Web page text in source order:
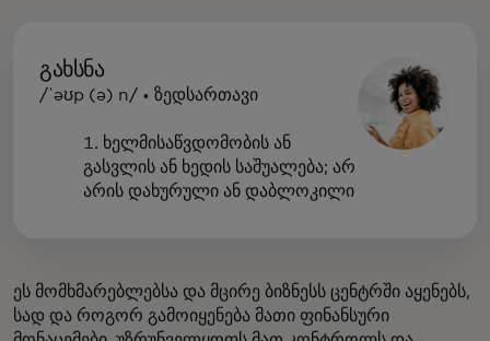
გახსნა
/ˈəʊp (ə) n/ • ზედსართავი
1. ხელმისაწვდომობის ან
გასვლის ან ხედის საშუალება; არ
არის დახურული ან დაბლოკილი
ეს მომხმარებლებსა და მცირე ბიზნესს ცენტრში აყენებს,
სად და როგორ გამოიყენება მათი ფინანსური